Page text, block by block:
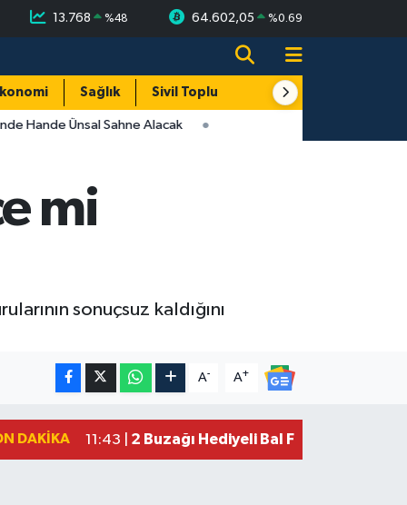
13.768 %48 64.602,05 %0.69
Sağlık Sivil Toplum Turizm
Hande Ünsal Sahne Alacak
mi
sonuçsuz kaldığını
A- A+
DAKIKA 11:43 | 2 Buzağı Hediyeli Bal Festivalinde